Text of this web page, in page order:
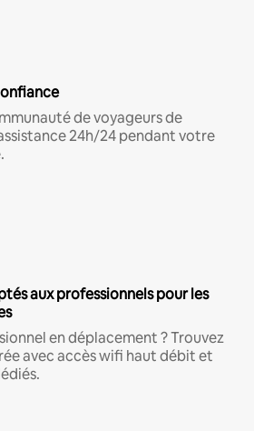
de voyageurs de
24h/24 pendant votre
aux professionnels pour les
en déplacement ? Trouvez
avec accès wifi haut débit et